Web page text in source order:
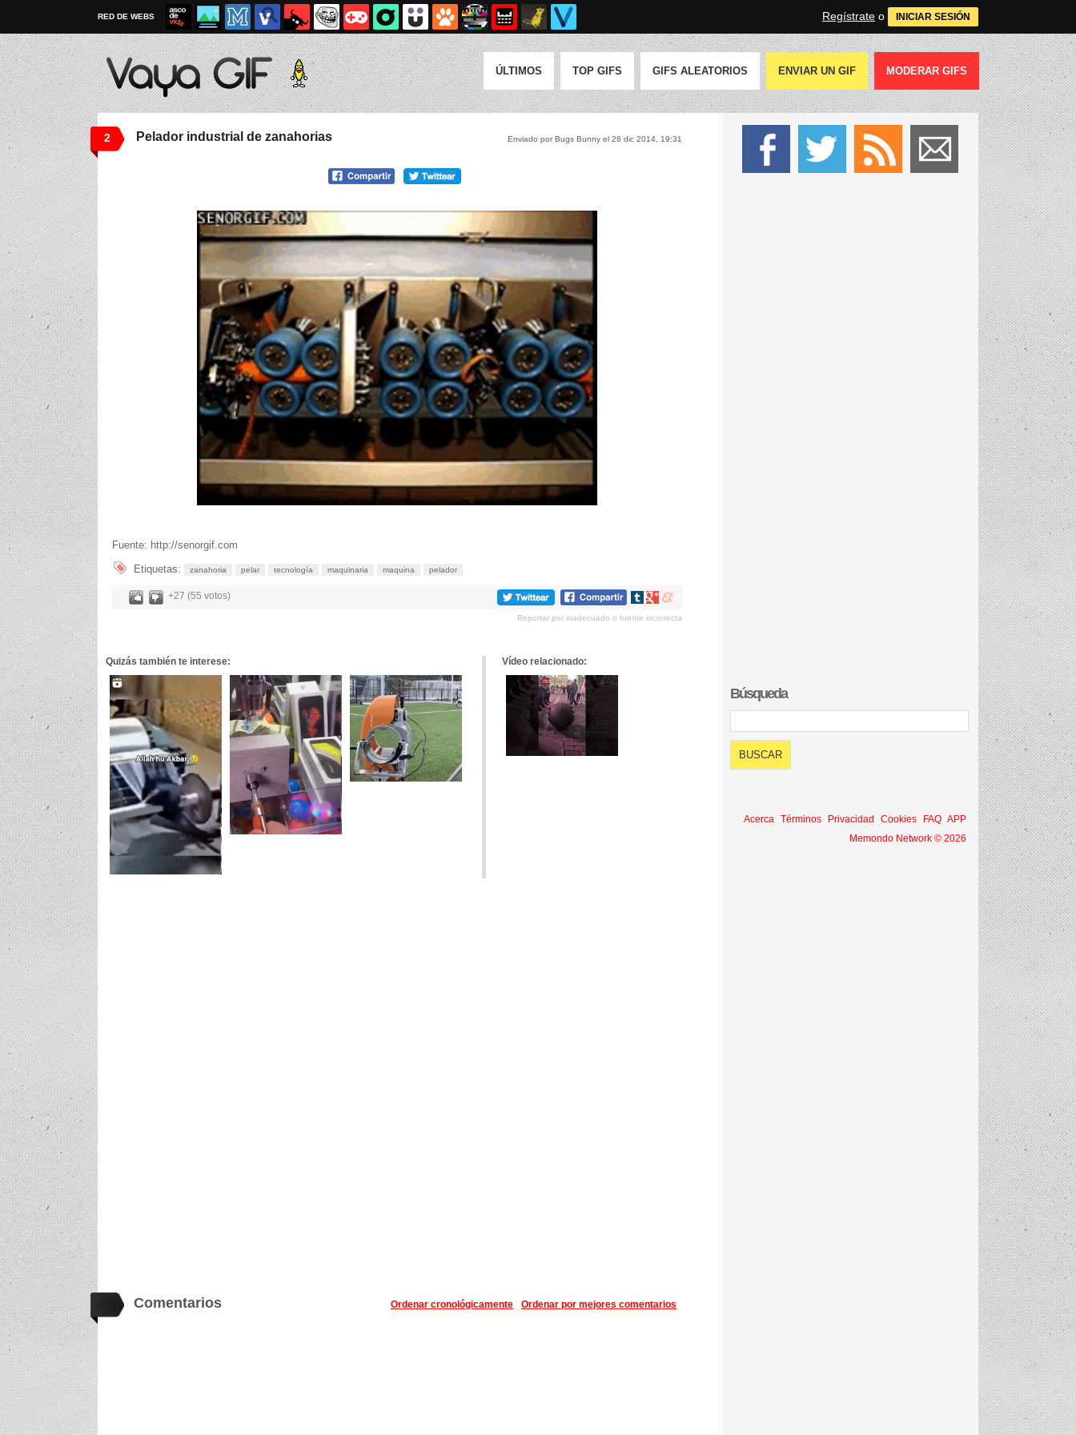
RED DE WEBS Regístrate o INICIAR SESIÓN
ÚLTIMOS TOP GIFS GIFS ALEATORIOS ENVIAR UN GIF MODERAR GIFS
2 Enviado por Bugs Bunny el 28 dic 2014, 19:31
Pelador industrial de zanahorias
Fuente: http://senorgif.com
Etiquetas:
zanahoria pelar tecnología maquinaria maquina pelador
+27 (55 votos)
Compartir
tumblr
Compartir
Google+
Compartir
meneame
Reportar por inadecuado o fuente incorrecta
Quizás también te interese: Vídeo relacionado:
Comentarios Ordenar por mejores comentarios
Ordenar cronológicamente
Búsqueda
Acerca Términos Privacidad Cookies FAQ APP
Memondo Network © 2026